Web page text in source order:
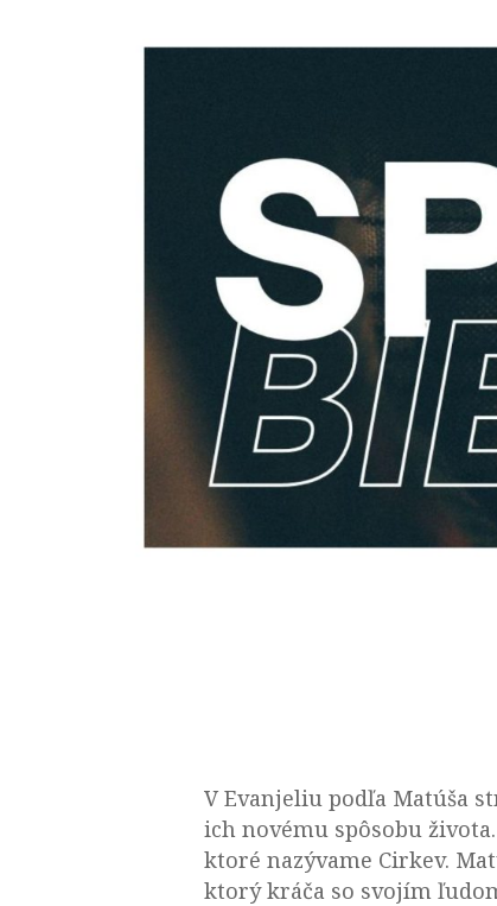
V Evanjeliu podľa Matúša
ich novému spôsobu
ktoré nazývame Cirkev.
ktorý kráča so svojím